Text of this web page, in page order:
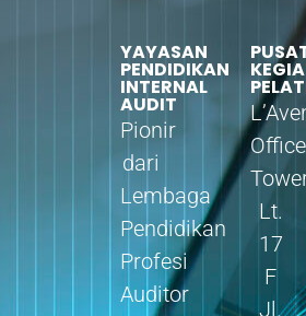
YAYASAN
PENDIDIKAN
INTERNAL
AUDIT
Pionir
dari
Lembaga
Pendidikan
Profesi
Auditor
Office
Lt.
17
F
Jl.